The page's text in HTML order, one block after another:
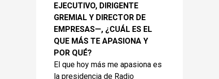
EJECUTIVO, DIRIGENTE
GREMIAL Y DIRECTOR DE
EMPRESAS—, ¿CUÁL ES EL
QUE MÁS TE APASIONA Y
POR QUÉ?
El que hoy más me apasiona es
la presidencia de Radio